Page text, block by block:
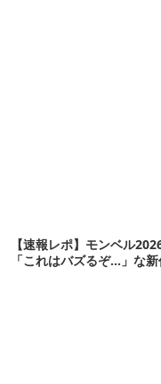
【速報レポ】モンベル
「これはバズるぞ…」な